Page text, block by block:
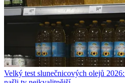
Velký test slunečnicových olejů